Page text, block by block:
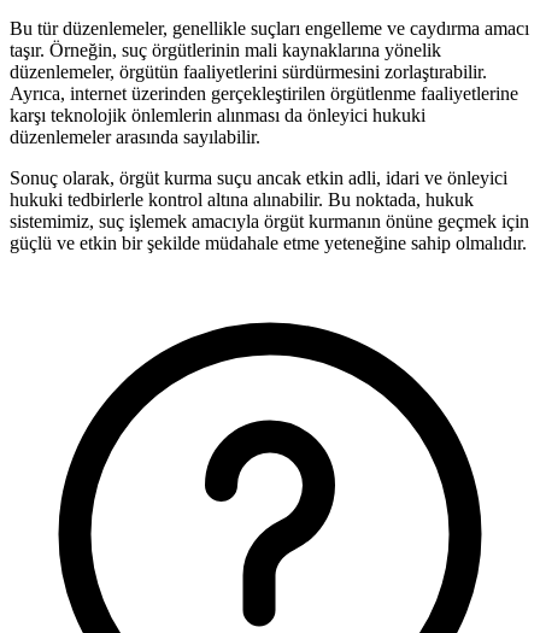
Bu tür düzenlemeler, genellikle suçları engelleme ve caydırma amacı
taşır. Örneğin, suç örgütlerinin mali kaynaklarına yönelik
düzenlemeler, örgütün faaliyetlerini sürdürmesini zorlaştırabilir.
Ayrıca, internet üzerinden gerçekleştirilen örgütlenme faaliyetlerine
karşı teknolojik önlemlerin alınması da önleyici hukuki
düzenlemeler arasında sayılabilir.
Sonuç olarak, örgüt kurma suçu ancak etkin adli, idari ve önleyici
hukuki tedbirlerle kontrol altına alınabilir. Bu noktada, hukuk
sistemimiz, suç işlemek amacıyla örgüt kurmanın önüne geçmek için
güçlü ve etkin bir şekilde müdahale etme yeteneğine sahip olmalıdır.